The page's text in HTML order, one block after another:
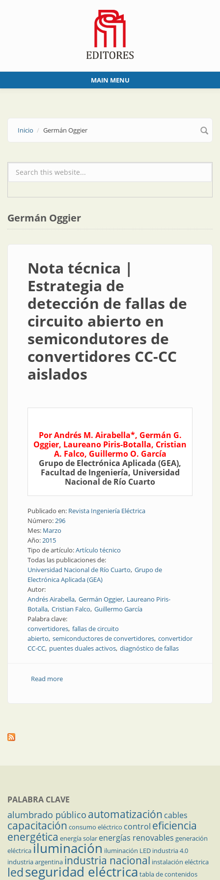
MAIN MENU
Inicio Germán Oggier
Formulario de búsqueda
Germán Oggier
Nota técnica |
Estrategia de
detección de fallas de
circuito abierto en
semicondutores de
convertidores CC-CC
aislados
Por Andrés M. Airabella*, Germán G.
Oggier, Laureano Piris-Botalla, Cristian
A. Falco, Guillermo O. García
Grupo de Electrónica Aplicada (GEA),
Facultad de Ingeniería, Universidad
Nacional de Río Cuarto
Publicado en: Revista Ingeniería Eléctrica
Número:296
Mes: Marzo
Año:2015
Tipo de artículo:Artículo técnico
Todas las publicaciones de:
Universidad Nacional de Río Cuarto Grupo de
Electrónica Aplicada (GEA)
Autor:
Andrés Airabella Germán Oggier Laureano Piris-
Botalla Cristian Falco Guillermo García
Palabra clave:
convertidores fallas de circuito
abierto semiconductores de convertidores convertidor
CC-CC puentes duales activos diagnóstico de fallas
Read moreabout Nota técnica | Estrategia de detección de fallas
PALABRA CLAVE
alumbrado público automatización cables
capacitación consumo eléctrico control eficiencia
energética energía solar energías renovables generación
eléctricailuminación iluminación LED industria 4.0
industria argentina industria nacional instalación eléctrica
ledseguridad eléctrica tabla de contenidos